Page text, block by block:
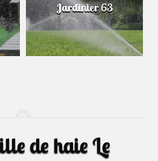
Jardinier 63
de haie Le